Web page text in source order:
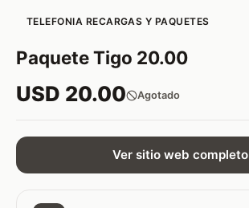
TELEFONIA RECARGAS Y PAQUETES
Paquete Tigo 20.00
USD 20.00 Agotado
Ver sitio web completo